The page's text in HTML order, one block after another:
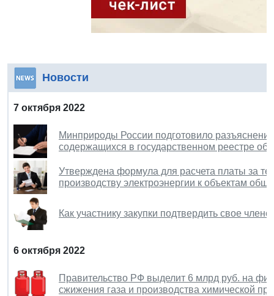
Новости
7 октября 2022
Минприроды России подготовило
содержащихся в государственном реестре
Утверждена формула для расчета платы за
производству электроэнергии к объектам
Как участнику закупки подтвердить свое
6 октября 2022
Правительство РФ выделит 6 млрд руб. на
сжижения газа и производства химической